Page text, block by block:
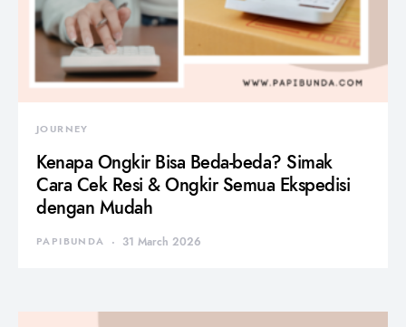
JOURNEY
Kenapa Ongkir Bisa Beda-beda? Simak
Cara Cek Resi & Ongkir Semua Ekspedisi
dengan Mudah
PAPIBUNDA 31 March 2026